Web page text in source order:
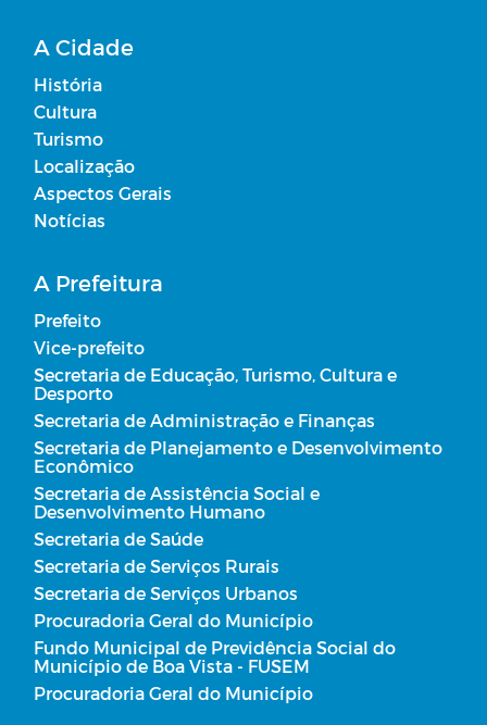
Acordos firmados que não envolvam
Planos Municipais de Saúde
Carta de Serviço
A Cidade
História
Cultura
Turismo
Localização
Aspectos Gerais
Notícias
A Prefeitura
Prefeito
Vice-prefeito
Secretaria de Educação, Turismo, Cultura e
Desporto
Secretaria de Administração e Finanças
Secretaria de Planejamento e Desenvolvimento
Econômico
Secretaria de Assistência Social e
Desenvolvimento Humano
Secretaria de Saúde
Secretaria de Serviços Rurais
Secretaria de Serviços Urbanos
Procuradoria Geral do Município
Fundo Municipal de Previdência Social do
Município de Boa Vista - FUSEM
Procuradoria Geral do Município